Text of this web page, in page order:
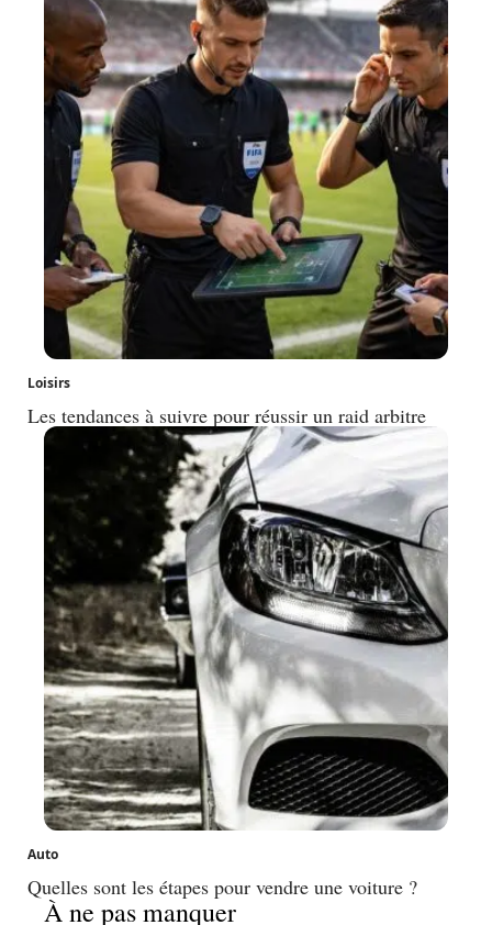
Loisirs
Les tendances à suivre pour réussir un raid arbitre
Auto
Quelles sont les étapes pour vendre une voiture ?
À ne pas manquer